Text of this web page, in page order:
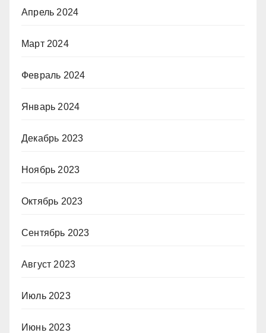
Апрель 2024
Март 2024
Февраль 2024
Январь 2024
Декабрь 2023
Ноябрь 2023
Октябрь 2023
Сентябрь 2023
Август 2023
Июль 2023
Июнь 2023